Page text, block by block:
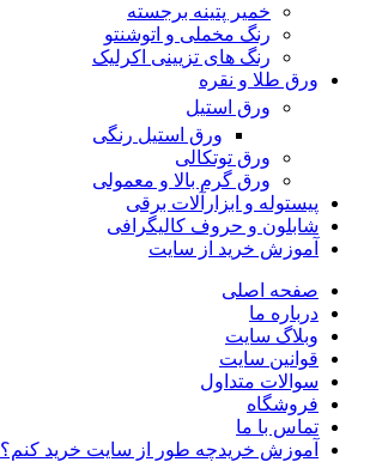
خمیر پتینه برجسته
رنگ مخملی و اتوشنتو
رنگ های تزیینی اکرلیک
ورق طلا و نقره
ورق استیل
ورق استیل رنگی
ورق توتکالی
ورق گرم بالا و معمولی
پیستوله و ابزارآلات برقی
شابلون و حروف کالیگرافی
آموزش خرید از سایت
صفحه اصلی
درباره ما
وبلاگ سایت
قوانین سایت
سوالات متداول
فروشگاه
تماس با ما
آموزش خریدچه طور از سایت خرید کنم؟